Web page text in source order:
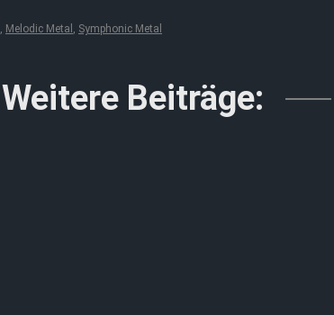
Melodic Metal Symphonic Metal
Weitere Beiträge: